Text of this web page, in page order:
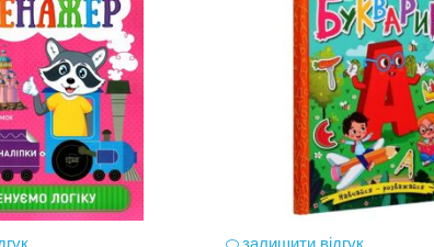
залишити відгук